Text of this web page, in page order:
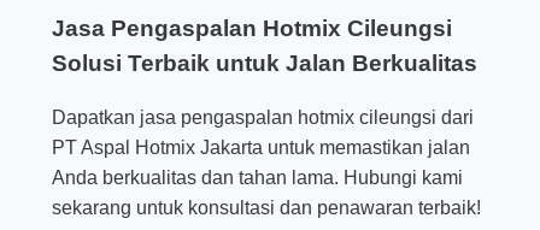
Jasa Pengaspalan Hotmix Cileungsi
Solusi Terbaik untuk Jalan Berkualitas
Dapatkan jasa pengaspalan hotmix cileungsi dari
PT Aspal Hotmix Jakarta untuk memastikan jalan
Anda berkualitas dan tahan lama. Hubungi kami
sekarang untuk konsultasi dan penawaran terbaik!